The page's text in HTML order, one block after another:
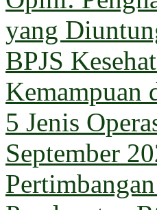
yang
BPJS
Kemampuan
5 Jenis
September